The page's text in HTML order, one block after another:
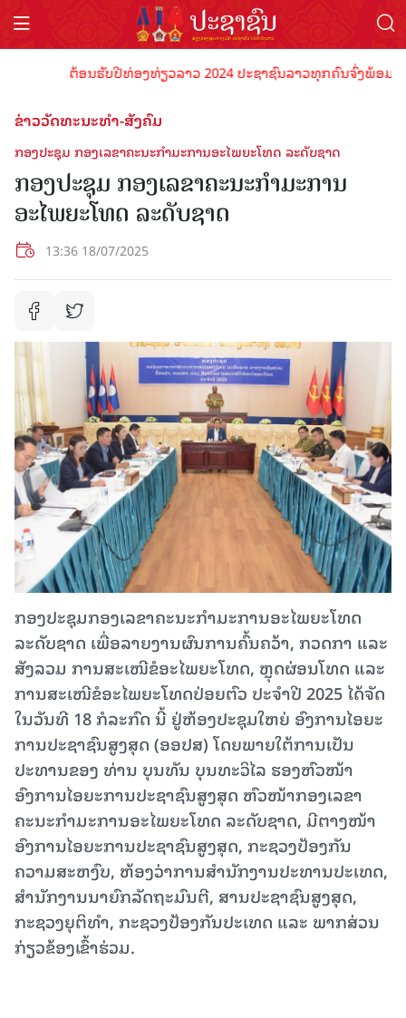
ຕ້ອນຮັບປີທ່ອງທ່ຽວລາວ 2024 ປະຊາຊົນລາວທຸກຄົນຈົ່ງພ້ອມເ
ຂ່າວວັດທະນະທຳ-ສັງຄົມ
ກອງປະຊຸມ ກອງເລຂາຄະນະກຳມະການອະໄພຍະໂທດ ລະດັບຊາດ
ກອງປະຊຸມ ກອງເລຂາຄະນະກຳມະການ
ອະໄພຍະໂທດ ລະດັບຊາດ
13:36 18/07/2025
ກອງປະຊຸມກອງເລຂາຄະນະກຳມະການອະໄພຍະໂທດ
ລະດັບຊາດ ເພື່ອລາຍງານຜົນການຄົ້ນຄວ້າ, ກວດກາ ແລະ
ສັງລວມ ການສະເໜີຂໍອະໄພຍະໂທດ, ຫຼຸດຜ່ອນໂທດ ແລະ
ການສະເໜີຂໍອະໄພຍະໂທດປ່ອຍຕົວ ປະຈຳປີ 2025 ໄດ້ຈັດ
ໃນວັນທີ 18 ກໍລະກົດ ນີ້ ຢູ່ຫ້ອງປະຊຸມໃຫຍ່ ອົງການໄອຍະ
ການປະຊາຊົນສູງສຸດ (ອອປສ) ໂດຍພາຍໃຕ້ການເປັນ
ປະທານຂອງ ທ່ານ ບຸນທັນ ບຸນທະວິໄລ ຮອງຫົວໜ້າ
ອົງການໄອຍະການປະຊາຊົນສູງສຸດ ຫົວໜ້າກອງເລຂາ
ຄະນະກຳມະການອະໄພຍະໂທດ ລະດັບຊາດ, ມີຕາງໜ້າ
ອົງການໄອຍະການປະຊາຊົນສູງສຸດ, ກະຊວງປ້ອງກັນ
ຄວາມສະຫງົບ, ຫ້ອງວ່າການສໍານັກງານປະທານປະເທດ,
ສໍານັກງານນາຍົກລັດຖະມົນຕີ, ສານປະຊາຊົນສູງສຸດ,
ກະຊວງຍຸຕິທໍາ, ກະຊວງປ້ອງກັນປະເທດ ແລະ ພາກສ່ວນ
ກ່ຽວຂ້ອງເຂົ້າຮ່ວມ.